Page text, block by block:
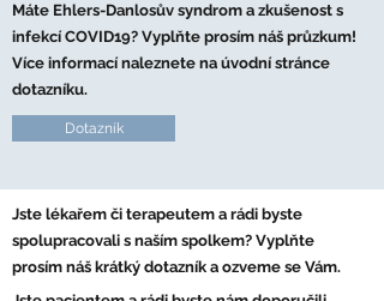
Máte Ehlers-Danlosův syndrom a zkušenost s
infekcí COVID19? Vyplňte prosím náš průzkum!
Více informací naleznete na úvodní stránce
dotazníku.
Dotazník
Jste lékařem či terapeutem a rádi byste
spolupracovali s naším spolkem? Vyplňte
prosím náš krátký dotazník a ozveme se Vám.